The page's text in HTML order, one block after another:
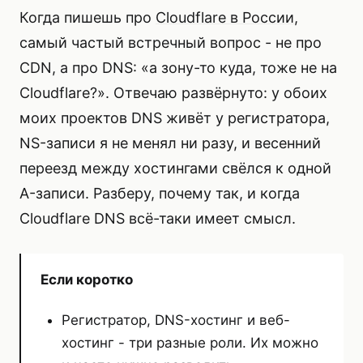
Когда пишешь про Cloudflare в России,
самый частый встречный вопрос - не про
CDN, а про DNS: «а зону-то куда, тоже не на
Cloudflare?». Отвечаю развёрнуто: у обоих
моих проектов DNS живёт у регистратора,
NS-записи я не менял ни разу, и весенний
переезд между хостингами свёлся к одной
A-записи. Разберу, почему так, и когда
Cloudflare DNS всё-таки имеет смысл.
Если коротко
Регистратор, DNS-хостинг и веб-
хостинг - три разные роли. Их можно